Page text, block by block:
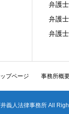
弁護
弁護
弁護
ップページ 事務所概
義人法律事務所 All